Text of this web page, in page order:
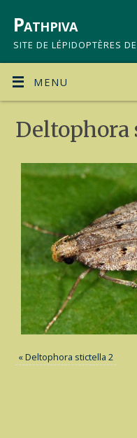
Pathpiva
SITE DE LÉPIDOPTÈRES
MENU
Deltophora
«Deltophora stictella 2